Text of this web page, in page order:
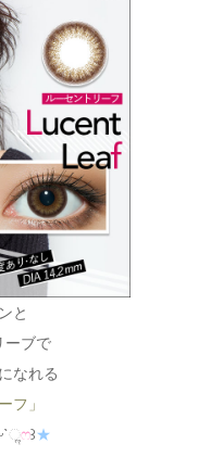
と
ーブで
なれる
フ」
ෆ꒱★